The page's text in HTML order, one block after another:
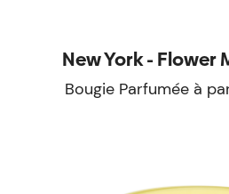
New York - Flower
Bougie Parfumée à